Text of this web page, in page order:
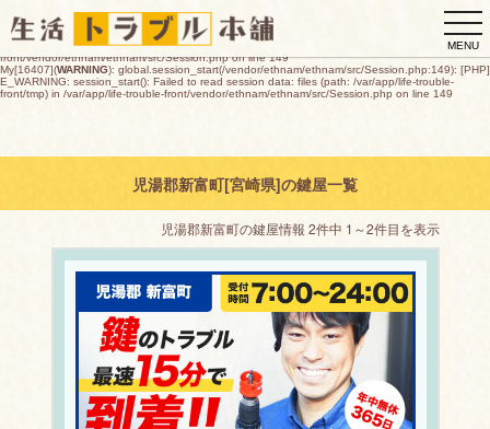
E_WARNING: session_start(): open(/var/app/life-trouble-
front/tmp/sess_d2ce0bd5bc8e5a8c311389a53af31ec19cbaa76df9153cff17e88d848ff7d08b,
O_RDWR) failed: デバイスに空き領域がありません (28) in /var/app/life-trouble-
front/vendor/ethnam/ethnam/src/Session.php on line 149
My[16407](WARNING): global.session_start(/vendor/ethnam/ethnam/src/Session.php:149): [PHP]
E_WARNING: session_start(): Failed to read session data: files (path: /var/app/life-trouble-
front/tmp) in /var/app/life-trouble-front/vendor/ethnam/ethnam/src/Session.php on line 149
MENU
児湯郡新富町[宮崎県]の鍵屋一覧
児湯郡新富町の鍵屋情報 2件中 1～2件目を表示